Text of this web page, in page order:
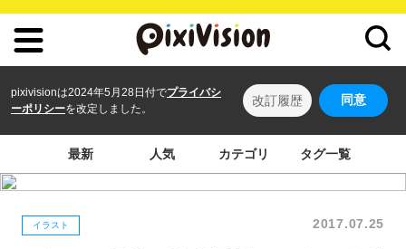
pixivisionは2024年5月28日付でプライバシ
ーポリシーを改定しました。
改訂履歴 同意
最新 人気 カテゴリ タグ一覧
イラスト 2017.07.25